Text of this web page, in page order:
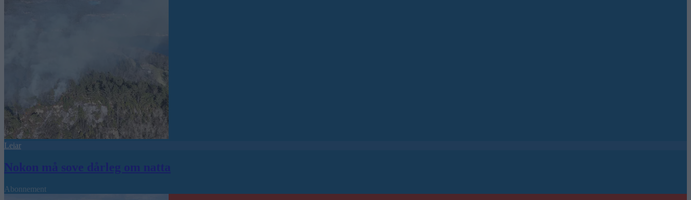
Leiar
Nokon må sove dårleg om natta
Abonnement